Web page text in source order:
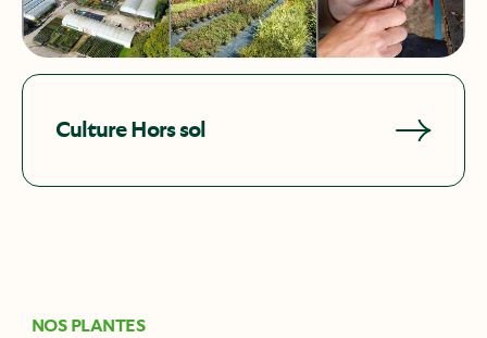
Culture Hors sol
NOS PLANTES